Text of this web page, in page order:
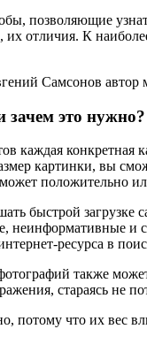
позволяющие
их отличия. К
Самсонов автор
зачем это нужно?
каждая
картинки, вы
положительно
быстрой загрузке
неинформативные и
ресурса в
также
стараясь не
что их вес